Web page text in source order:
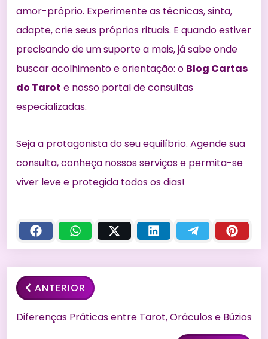
amor-próprio. Experimente as técnicas, sinta,
adapte, crie seus próprios rituais. E quando estiver
precisando de um suporte a mais, já sabe onde
buscar acolhimento e orientação: o Blog Cartas
do Tarot e nosso portal deconsultas
especializadas.
Seja a protagonista do seu equilíbrio. Agende sua
consulta, conheça nossos serviços e permita-se
viver leve e protegida todos os dias!
ANTERIOR
Diferenças Práticas entre Tarot, Oráculos e Búzios